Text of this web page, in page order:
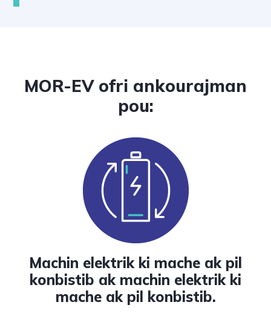
MOR-EV ofri ankourajman
pou:
Machin elektrik ki mache ak pil
konbistib ak machin elektrik ki
mache ak pil konbistib.